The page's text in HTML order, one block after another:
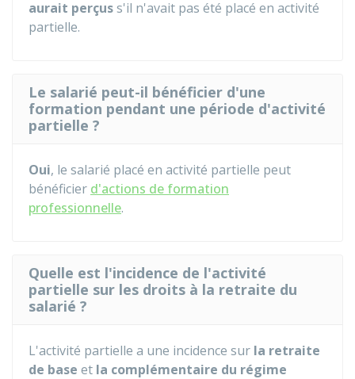
aurait perçuss'il n'avait pas été placé en activité
partielle.
Le salarié peut-il bénéficier d'une
formation pendant une période d'activité
partielle ?
Oui, le salarié placé en activité partielle peut
bénéficier d'actions de formation
professionnelle.
Quelle est l'incidence de l'activité
partielle sur les droits à la retraite du
salarié ?
L'activité partielle a une incidence sur la retraite
de base et la complémentaire du régime